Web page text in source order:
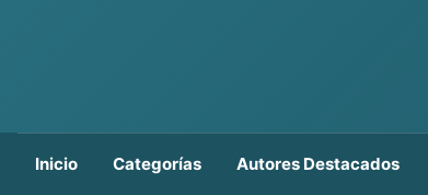
Inicio Categorías Autores Destacados